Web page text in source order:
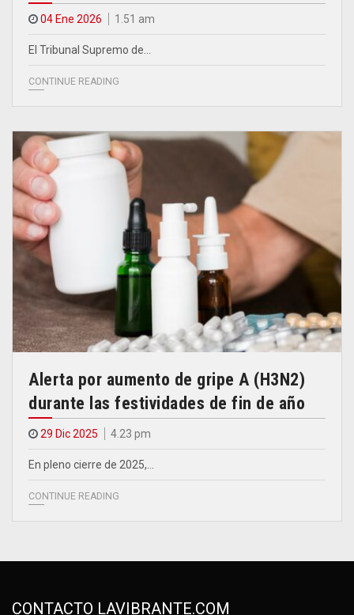
04 Ene 2026 1.51 am
El Tribunal Supremo de…
CONTINUE READING
Alerta por aumento de gripe A (H3N2)
durante las festividades de fin de año
29 Dic 2025 4.23 pm
En pleno cierre de 2025,…
CONTINUE READING
CONTACTO LAVIBRANTE.COM